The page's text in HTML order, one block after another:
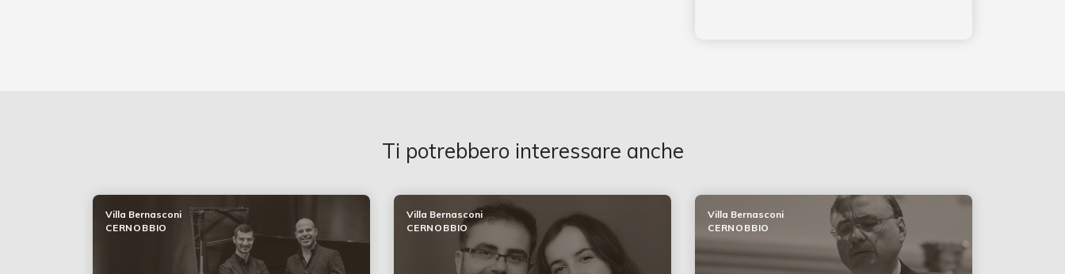
Ti potrebbero interessare anche
Villa Bernasconi
CERNOBBIO
Villa Bernasconi
CERNOBBIO
Villa Bernasconi
CERNOBBIO